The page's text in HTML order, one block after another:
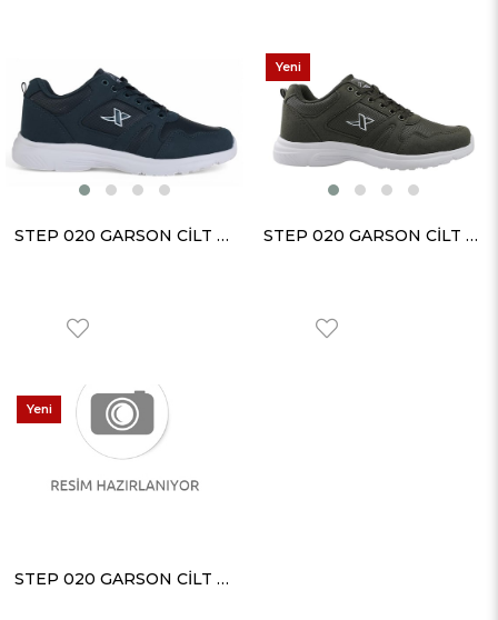
STEP 020 GARSON CİLT P.YEŞİLİ STEP 020 GARSON CİLT HAKİ
Yeni
Ürün
STEP 020 GARSON CİLT BUZ
Yeni